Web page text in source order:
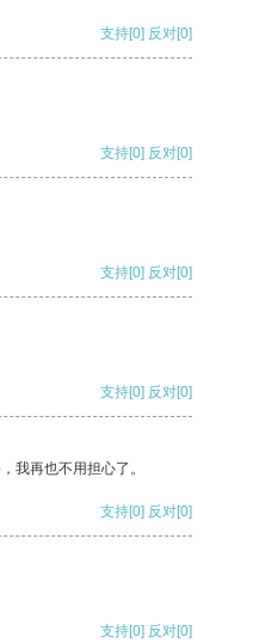
支持[0] 反对[0]
支持[0] 反对[0]
支持[0] 反对[0]
支持[0] 反对[0]
我再也不用担心了。
支持[0] 反对[0]
支持[0] 反对[0]